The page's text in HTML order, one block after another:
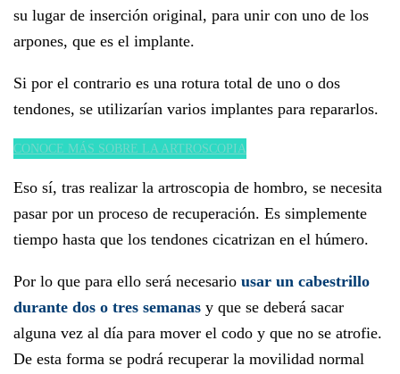
su lugar de inserción original, para unir con uno de los
arpones, que es el implante.
Si por el contrario es una rotura total de uno o dos
tendones, se utilizarían varios implantes para repararlos.
CONOCE MÁS SOBRE LA ARTROSCOPIA
Eso sí, tras realizar la artroscopia de hombro, se necesita
pasar por un proceso de recuperación. Es simplemente
tiempo hasta que los tendones cicatrizan en el húmero.
Por lo que para ello será necesario usar un cabestrillo
durante dos o tres semanas y que se deberá sacar
alguna vez al día para mover el codo y que no se atrofie.
De esta forma se podrá recuperar la movilidad normal